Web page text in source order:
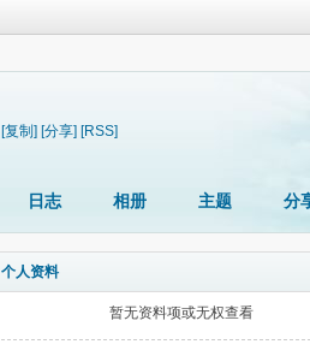
[复制] [分享] [RSS]
日志 相册 主题 分
个人资料
暂无资料项或无权查看